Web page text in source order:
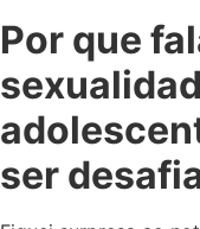
Por que
ser